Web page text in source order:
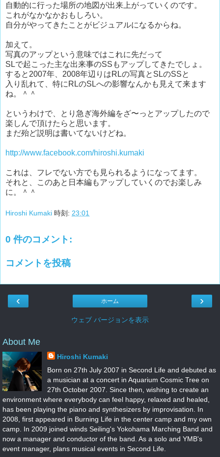
自動的に行った場所の地図が出来上がっていくのです。
これがなかなかおもしろい。
自分がやってきたことがビジュアルになるからね。
加えて。
写真のアップという意味ではこれに先だって
SLで起こった主な出来事のSSもアップしてきたでしょ。
すると2007年、2008年辺りはRLの写真とSLのSSと
入り乱れて、特にRLのSLへの影響なんかも見えて来ます
ね。＾＾
というわけで、とり急ぎ海外編をざ〜っとアップしたので
楽しんで頂けたらと思います。
まだ殆ど説明は書いてないけどね。
http://www.facebook.com/hiroshi.kumaki
これは、フレでない方でも見られるようになってます。
それと、このあと日本編もアップしていくのでお楽しみ
に。＾＾
Hiroshi Kumaki 時刻: 23:01
0 件のコメント:
コメントを投稿
‹ ›
ホーム
ウェブ バージョンを表示
About Me
Hiroshi Kumaki
Born on 27th July 2007 in Second Life and debuted as
a musician at a concert in Aquarium Cosmic Tree on
27th October 2007. Since then, wishing to create an
environment where everybody can feel happy, relaxed and healed,
has been playing the piano and synthesizers by improvisation. In
2008, first appeared in Burning Life in the center camp and my own
camp. In 2009 joined winds Seiling's Yokohama Marching Band and
now a manager and conductor of the band. As a solo and YMB's
event manager, plans musical events in Second Life.